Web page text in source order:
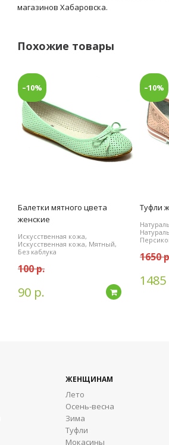
магазинов Хабаровска.
Похожие товары
–10%
Балетки мятного цвета
женские
Искусственная кожа,
Искусственная кожа, Мятный,
Без каблука
100 р.
90 р. Подробнее
–10%
Туфли
1650
ЖЕНЩИНАМ
Лето
Осень-весна
Зима
Туфли
Мокасины